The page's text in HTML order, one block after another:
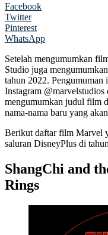
Facebook
Twitter
Pinterest
WhatsApp
Setelah mengumumkan
Studio juga
tahun 2022. Pengumuman
Instagram
mengumumkan judul film
nama-nama baru yang
Berikut daftar film Marvel
saluran DisneyPlus di
ShangChi and
Rings